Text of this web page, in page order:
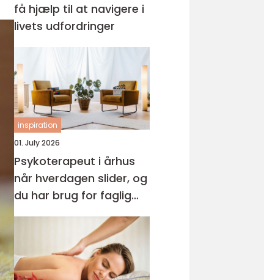
få hjælp til at navigere i
livets udfordringer
inspiration
01. July 2026
Psykoterapeut i århus
når hverdagen slider, og
du har brug for faglig
støtte